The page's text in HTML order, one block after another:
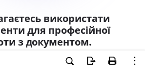
використати
для професійної
з документом.
заявку та отримайте